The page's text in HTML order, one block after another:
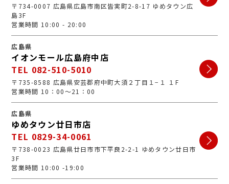
〒734-0007 広島県広島市南区皆実町2-8-17 ゆめタウン広
島3F
営業時間 10:00 - 20:00
広島県
イオンモール広島府中店
TEL 082-510-5010
〒735-8588 広島県安芸郡府中町大須２丁目１−１ １F
営業時間 10：00～21：00
広島県
ゆめタウン廿日市店
TEL 0829-34-0061
〒738-0023 広島県廿日市市下平良2-2-1 ゆめタウン廿日市
3F
営業時間 10:00 -19:00